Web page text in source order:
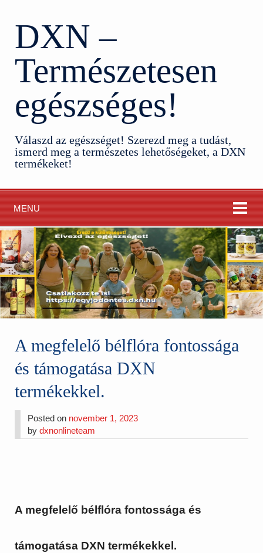
DXN –
Természetesen
egészséges!
Válaszd az egészséget! Szerezd meg a tudást,
ismerd meg a természetes lehetőségeket, a DXN
termékeket!
MENU
A megfelelő bélflóra fontossága
és támogatása DXN
termékekkel.
Posted on november 1, 2023
bydxnonlineteam
A megfelelő bélflóra fontossága és
támogatása DXN termékekkel.